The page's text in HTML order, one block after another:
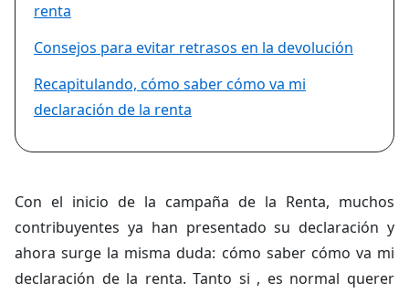
renta
Consejos para evitar retrasos en la devolución
Recapitulando, cómo saber cómo va mi
declaración de la renta
Con el inicio de la campaña de la Renta, muchos
contribuyentes ya han presentado su declaración y
ahora surge la misma duda: cómo saber cómo va mi
declaración de la renta. Tanto si , es normal querer